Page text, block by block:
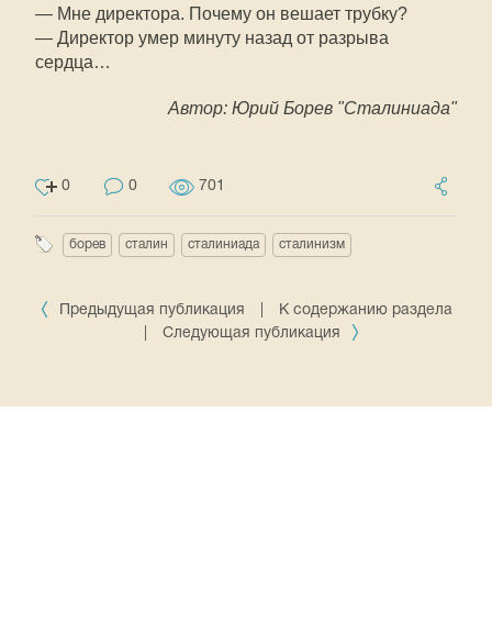
— Мне директора. Почему он вешает трубку?
— Директор умер минуту назад от разрыва
сердца…
Автор: Юрий Борев "Сталиниада"
0 0 701
борев сталин сталиниада сталинизм
Предыдущая публикация
К содержанию раздела
Следующая публикация